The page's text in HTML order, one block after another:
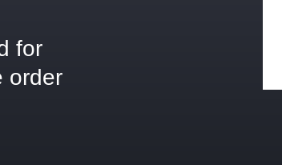
for
order